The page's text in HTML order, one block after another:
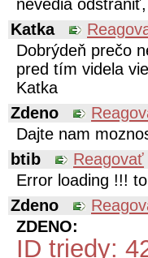
nevedia
Katka
Dobrýdeň prečo
pred tím videla
Katka
Zdeno
Dajte nam
btib
Reagovať
Error loading !!!
Zdeno
ZDENO:
ID triedy: